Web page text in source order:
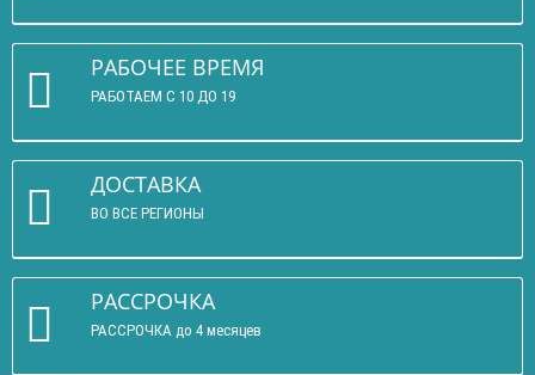
РАБОЧЕЕ ВРЕМЯ
РАБОТАЕМ С 10 ДО 19
ДОСТАВКА
ВО ВСЕ РЕГИОНЫ
РАССРОЧКА
РАССРОЧКА до 4 месяцев